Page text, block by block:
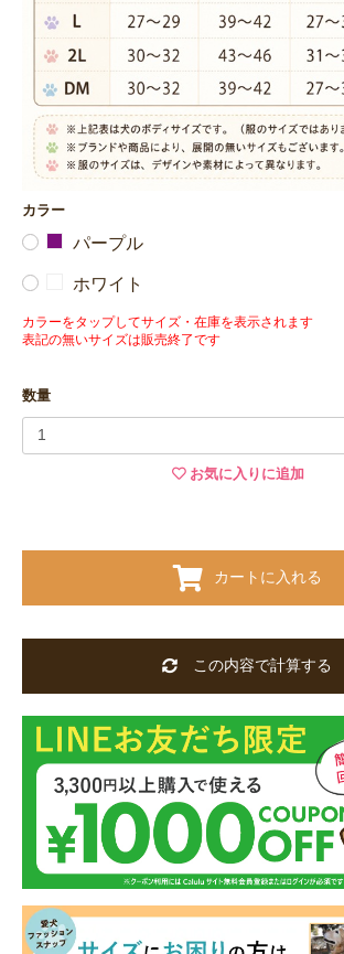
カラー
パープル
ホワイト
カラーをタップしてサイズ・在庫を表示されます
表記の無いサイズは販売終了です
数量
お気に入りに追加
カートに入れる
この内容で計算する